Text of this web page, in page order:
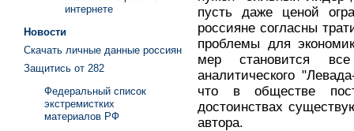
пусть даже ценой
россияне согласны
проблемы для
мер становится
аналитического
что в обществе
достоинствах
автора.
интернете
Новости
Скачать личные данные россиян
Защитись от 282
Федеральный список
экстремистких
материалов РФ